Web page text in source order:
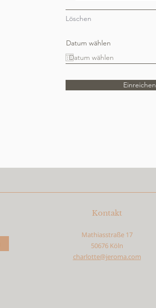
Löschen
Datum wählen
Einreichen
Kontakt
Mathiasstraße 17
50676 Köln
charlotte@jeroma.com